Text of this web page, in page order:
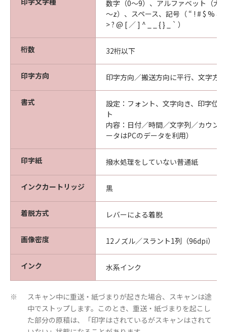
数字（0～9）、アルファベット（大
～z）、スペース、記号（ “ ! # $ % & ‘
> ? @ [ ／ ] ^ _ _ { } _ ` ）
桁数 32桁以下
印字方向 印字方向／搬送方向に平行、文字方
書式
設定：フォント、文字向き、印字位
ト
内容：日付／時間／文字列／カウン
ータはPCのデータを利用）
印字紙 撥水処理をしていない普通紙
インクカートリッジ 黒
着脱方式 レバーによる着脱
画像密度 12ノズル／スラント1列（96dpi）
インク 水系インク
※
スキャン中に重送・紙づまりが起きた場合、スキャンは途
中でストップします。このとき、重送・紙づまりを起こし
た部分の原稿は、「印字はされているがスキャンはされて